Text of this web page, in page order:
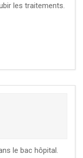
les traitements.
le bac hôpital.